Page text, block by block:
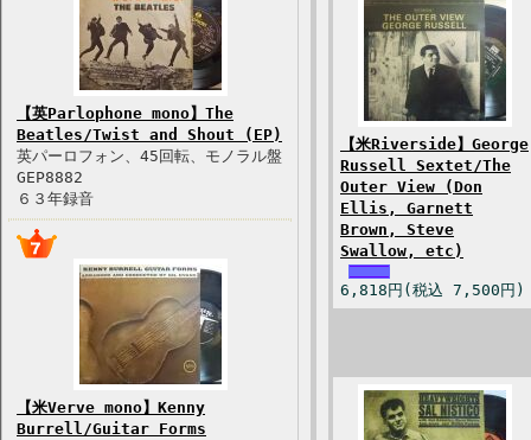
【英Parlophone mono】The
Beatles/Twist and Shout (EP)
英パーロフォン、45回転、モノラル盤
GEP8882
６３年録音
【米Verve mono】Kenny
Burrell/Guitar Forms
【米Riverside】George
Russell Sextet/The
Outer View (Don
Ellis, Garnett
Brown, Steve
Swallow, etc)
6,818円(税込 7,500円)